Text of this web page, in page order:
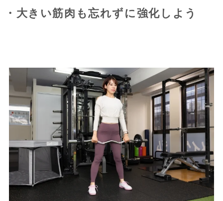
・大きい筋肉も忘れずに強化しよう